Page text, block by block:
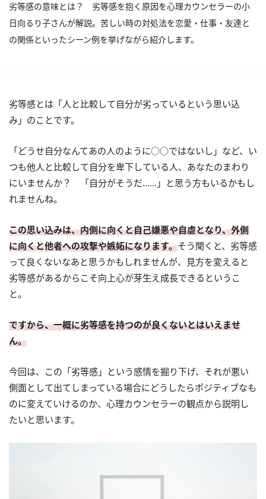
劣等感の意味とは？ 劣等感を抱く原因を心理カウンセラーの小
日向るり子さんが解説。苦しい時の対処法を恋愛・仕事・友達と
の関係といったシーン例を挙げながら紹介します。
劣等感とは「人と比較して自分が劣っているという思い込
み」のことです。
「どうせ自分なんてあの人のように○○ではないし」など、い
つも他人と比較して自分を卑下している人、あなたのまわり
にいませんか？ 「自分がそうだ……」と思う方もいるかもし
れませんね。
この思い込みは、内側に向くと自己嫌悪や自虐となり、外側
に向くと他者への攻撃や嫉妬になります。そう聞くと、劣等感
って良くないなあと思うかもしれませんが、見方を変えると
劣等感があるからこそ向上心が芽生え成長できるというこ
と。
ですから、一概に劣等感を持つのが良くないとはいえませ
ん。
今回は、この「劣等感」という感情を掘り下げ、それが悪い
側面として出てしまっている場合にどうしたらポジティブなも
のに変えていけるのか、心理カウンセラーの観点から説明し
たいと思います。